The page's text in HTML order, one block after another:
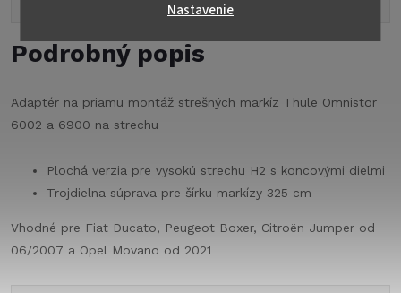
Nastavenie
Podrobný popis
Adaptér na priamu montáž strešných markíz Thule Omnistor
6002 a 6900 na strechu
Plochá verzia pre vysokú strechu H2 s koncovými dielmi
Trojdielna súprava pre šírku markízy 325 cm
Vhodné pre Fiat Ducato, Peugeot Boxer, Citroën Jumper od
06/2007 a Opel Movano od 2021